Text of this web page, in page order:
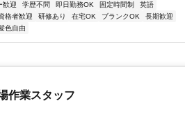
歓迎 学歴不問 即日勤務OK 固定時間制
英語
格者歓迎 研修あり 在宅OK ブランクOK
長期歓迎
色自由
作業スタッフ